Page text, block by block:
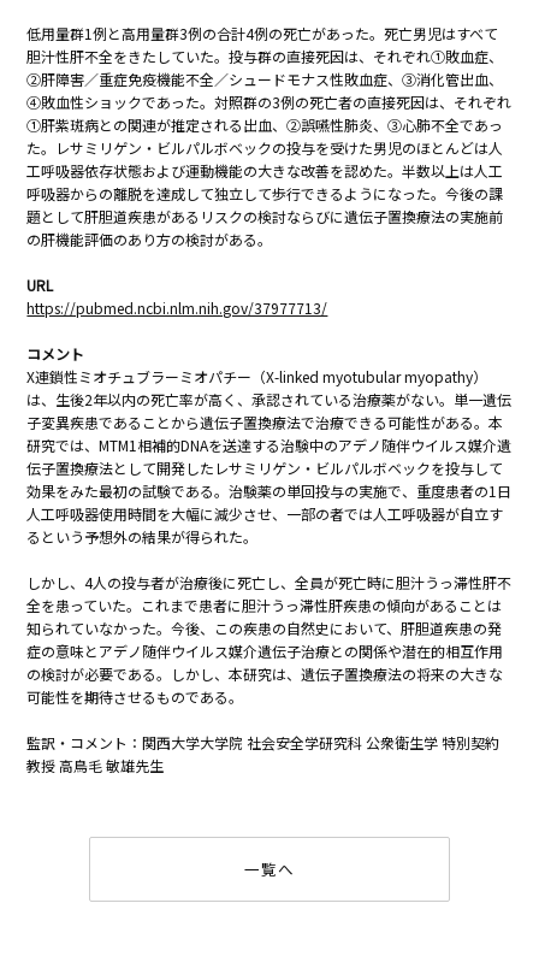
低用量群1例と高用量群3例の合計4例の死亡があった。死亡男児はすべて
胆汁性肝不全をきたしていた。投与群の直接死因は、それぞれ①敗血症、
②肝障害／重症免疫機能不全／シュードモナス性敗血症、③消化管出血、
④敗血性ショックであった。対照群の3例の死亡者の直接死因は、それぞれ
①肝紫斑病との関連が推定される出血、②誤嚥性肺炎、③心肺不全であっ
た。レサミリゲン・ビルパルボベックの投与を受けた男児のほとんどは人
工呼吸器依存状態および運動機能の大きな改善を認めた。半数以上は人工
呼吸器からの離脱を達成して独立して歩行できるようになった。今後の課
題として肝胆道疾患があるリスクの検討ならびに遺伝子置換療法の実施前
の肝機能評価のあり方の検討がある。
URL
https://pubmed.ncbi.nlm.nih.gov/37977713/
コメント
X連鎖性ミオチュブラーミオパチー（X-linked myotubular myopathy）
は、生後2年以内の死亡率が高く、承認されている治療薬がない。単一遺伝
子変異疾患であることから遺伝子置換療法で治療できる可能性がある。本
研究では、MTM1相補的DNAを送達する治験中のアデノ随伴ウイルス媒介遺
伝子置換療法として開発したレサミリゲン・ビルパルボベックを投与して
効果をみた最初の試験である。治験薬の単回投与の実施で、重度患者の1日
人工呼吸器使用時間を大幅に減少させ、一部の者では人工呼吸器が自立す
るという予想外の結果が得られた。
しかし、4人の投与者が治療後に死亡し、全員が死亡時に胆汁うっ滞性肝不
全を患っていた。これまで患者に胆汁うっ滞性肝疾患の傾向があることは
知られていなかった。今後、この疾患の自然史において、肝胆道疾患の発
症の意味とアデノ随伴ウイルス媒介遺伝子治療との関係や潜在的相互作用
の検討が必要である。しかし、本研究は、遺伝子置換療法の将来の大きな
可能性を期待させるものである。
監訳・コメント：関西大学大学院 社会安全学研究科 公衆衛生学 特別契約
教授 高鳥毛 敏雄先生
一覧へ